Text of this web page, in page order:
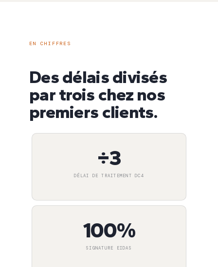
EN CHIFFRES
Des délais divisés
par trois chez nos
premiers clients.
÷3
DÉLAI DE TRAITEMENT DC4
100%
SIGNATURE EIDAS